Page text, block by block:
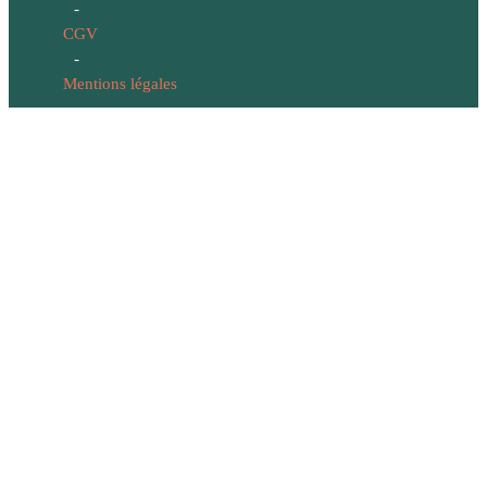
-
CGV
-
Mentions légales